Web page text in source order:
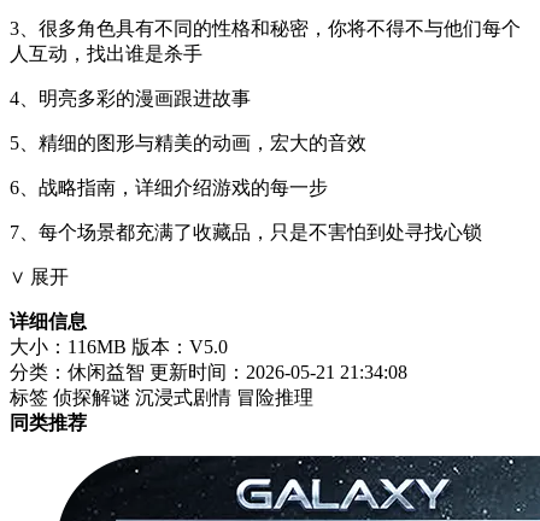
3、很多角色具有不同的性格和秘密，你将不得不与他们每个
人互动，找出谁是杀手
4、明亮多彩的漫画跟进故事
5、精细的图形与精美的动画，宏大的音效
6、战略指南，详细介绍游戏的每一步
7、每个场景都充满了收藏品，只是不害怕到处寻找心锁
∨ 展开
详细信息
大小：116MB 版本：V5.0
分类：休闲益智 更新时间：2026-05-21 21:34:08
标签 侦探解谜 沉浸式剧情 冒险推理
同类推荐